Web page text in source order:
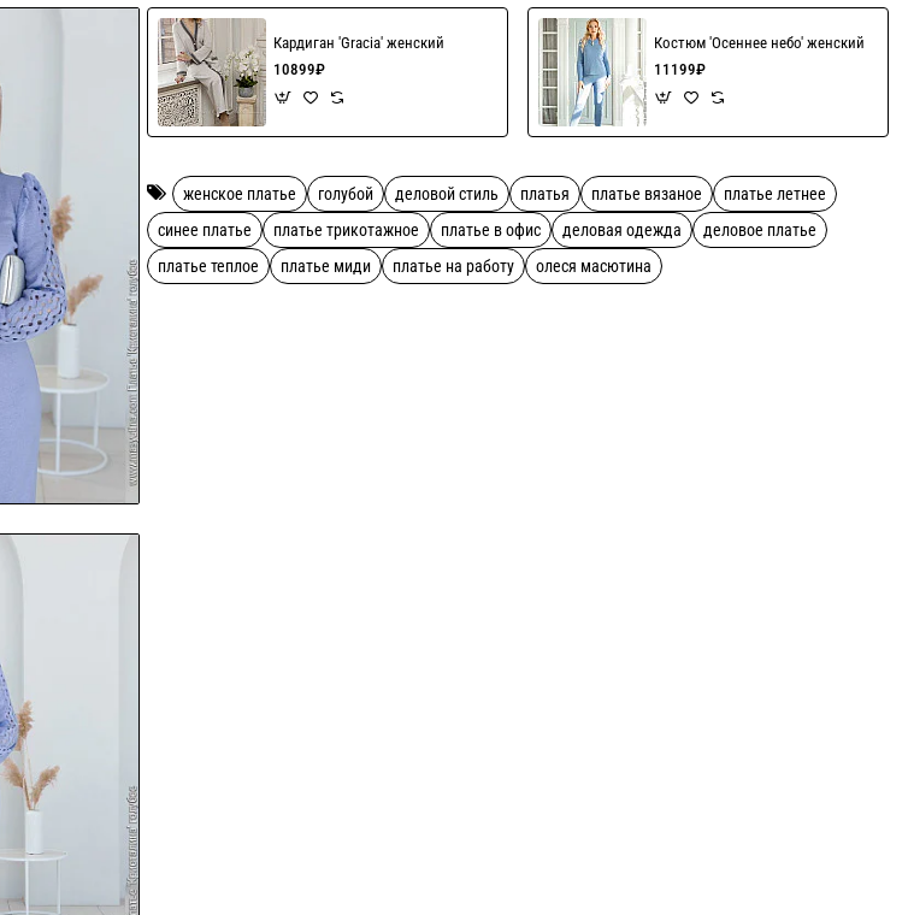
Кардиган 'Gracia' женский
10899₽
Костюм 'Осеннее небо' женский
11199₽
женское платье голубой деловой стиль платья платье вязаное
платье летнее
синее платье
платье трикотажное платье в офис деловая одежда
деловое платье
платье теплое
платье миди платье на работу олеся масютина